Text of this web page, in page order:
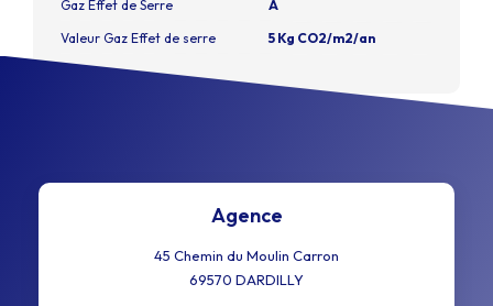
Gaz Effet de Serre
A
Valeur Gaz Effet de serre
5 Kg CO2/m2/an
Agence
45 Chemin du Moulin Carron
69570 DARDILLY